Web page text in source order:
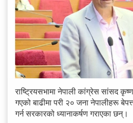
राष्ट्रियसभामा नेपाली कांग्रेस सांसद
गएको बाढीमा परी २० जना नेपालीहरू
गर्न सरकारको ध्यानाकर्षण गराएका छन्।